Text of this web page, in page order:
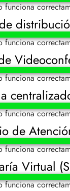
funciona
funciona
funciona
funciona
de
funciona
Virtual
funciona